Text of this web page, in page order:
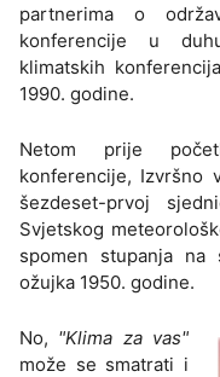
partnerima o
konferencije u
klimatskih
1990. godine.
Netom prije
konferencije, Izvršno
šezdeset-prvoj
Svjetskog
spomen stupanja na
ožujka 1950. godine.
No, "Klima za vas"
može se smatrati i